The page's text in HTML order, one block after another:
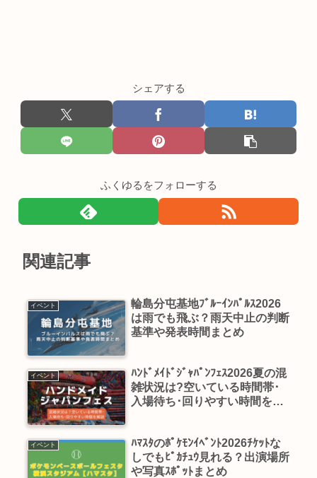
シェアする
ふくゆるをフォローする
関連記事
イベント
輪島分屯基地ﾌﾞﾙｰｲﾝﾊﾟﾙｽ2026
は雨でも飛ぶ？雨天中止の判断
基準や発表時間まとめ
イベント
ﾊﾝﾄﾞﾒｲﾄﾞｼﾞｬﾊﾟﾝﾌｪｽ2026夏の混
雑状況は?空いている時間帯･
入場待ち･回りやすい時間を徹
イベント
ﾊﾏｽﾀのﾎﾟｹﾓﾝｲﾍﾞﾝﾄ2026ﾁｹｯﾄな
しでもﾋﾟｶﾁｭｳ見れる？出演場所
や写真ｽﾎﾟｯﾄまとめ